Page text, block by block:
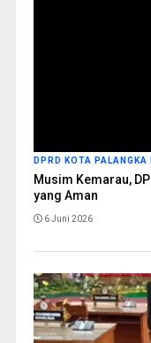
DPRD KOTA PALANGKA
Musim Kemarau,
yang Aman
6 Juni 2026